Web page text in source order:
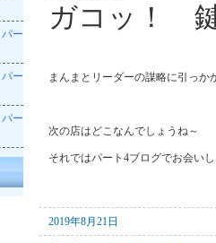
ガコッ！
まんまとリーダーの謀略に引っか
次の店はどこなんでしょうね～
それではパート4ブログでお会
2019年8月21日
ー
ー
ー